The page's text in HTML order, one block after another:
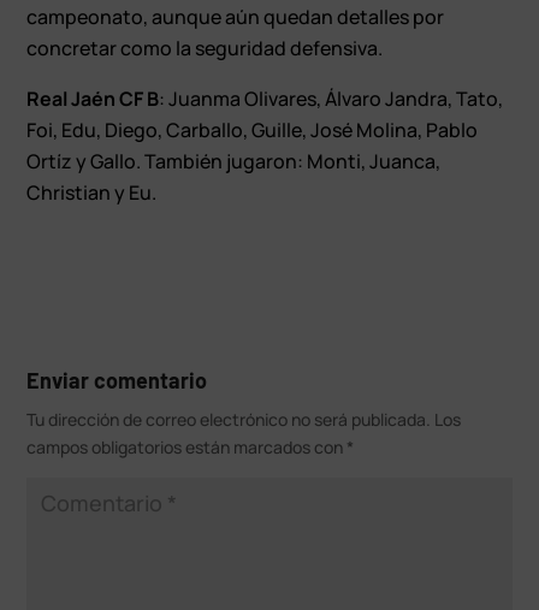
campeonato, aunque aún quedan detalles por
concretar como la seguridad defensiva.
Real Jaén CF B: Juanma Olivares, Álvaro Jandra, Tato,
Foi, Edu, Diego, Carballo, Guille, José Molina, Pablo
Ortíz y Gallo. También jugaron: Monti, Juanca,
Christian y Eu.
Enviar comentario
Tu dirección de correo electrónico no será publicada. Los
campos obligatorios están marcados con *